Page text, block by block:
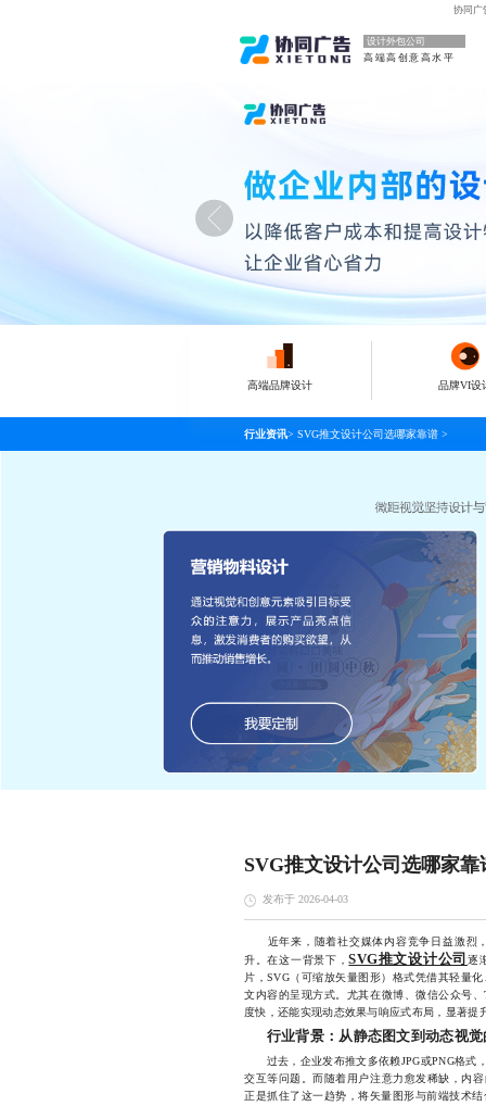
协同广
设计外包公司
高端高创意高水平
高端品牌设计 品牌VI设
行业资讯> SVG推文设计公司选哪家靠谱 >
SVG推文设计公司选哪家靠
发布于 2026-04-03
近年来，随着社交媒体内容竞争日益激烈
升。在这一背景下，SVG推文设计公司 逐
片，SVG（可缩放矢量图形）格式凭借其轻量
文内容的呈现方式。尤其在微博、微信公众号
度快，还能实现动态效果与响应式布局，显著提
行业背景：从静态图文到动态视
过去，企业发布推文多依赖JPG或PNG格式
交互等问题。而随着用户注意力愈发稀缺，内
正是抓住了这一趋势，将矢量图形与前端技术